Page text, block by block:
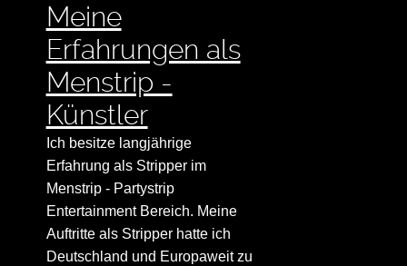
Meine
Erfahrungen als
Menstrip -
Künstler
Ich besitze langjährige
Erfahrung als Stripper im
Menstrip - Partystrip
Entertainment Bereich. Meine
Auftritte als Stripper hatte ich
Deutschland und Europaweit zu